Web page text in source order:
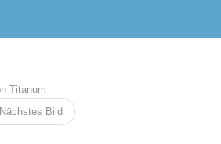
Nächstes Bild